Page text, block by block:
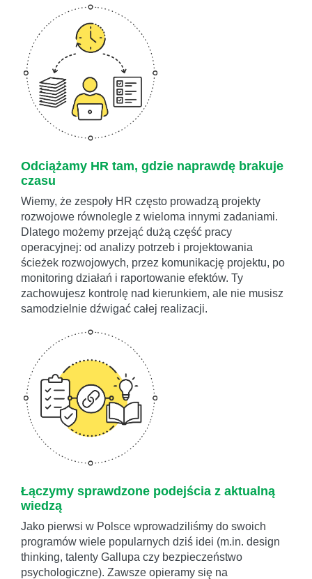
Odciążamy HR tam, gdzie naprawdę brakuje
czasu
Wiemy, że zespoły HR często prowadzą projekty
rozwojowe równolegle z wieloma innymi zadaniami.
Dlatego możemy przejąć dużą część pracy
operacyjnej: od analizy potrzeb i projektowania
ścieżek rozwojowych, przez komunikację projektu, po
monitoring działań i raportowanie efektów. Ty
zachowujesz kontrolę nad kierunkiem, ale nie musisz
samodzielnie dźwigać całej realizacji.
Łączymy sprawdzone podejścia z aktualną
wiedzą
Jako pierwsi w Polsce wprowadziliśmy do swoich
programów wiele popularnych dziś idei (m.in. design
thinking, talenty Gallupa czy bezpieczeństwo
psychologiczne). Zawsze opieramy się na